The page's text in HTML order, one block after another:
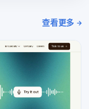
查看更多